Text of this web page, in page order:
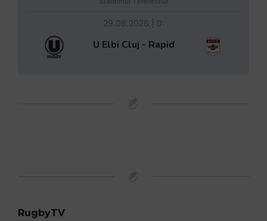
29.08.2026 | 0:
U Elbi Cluj - Rapid
RugbyTV